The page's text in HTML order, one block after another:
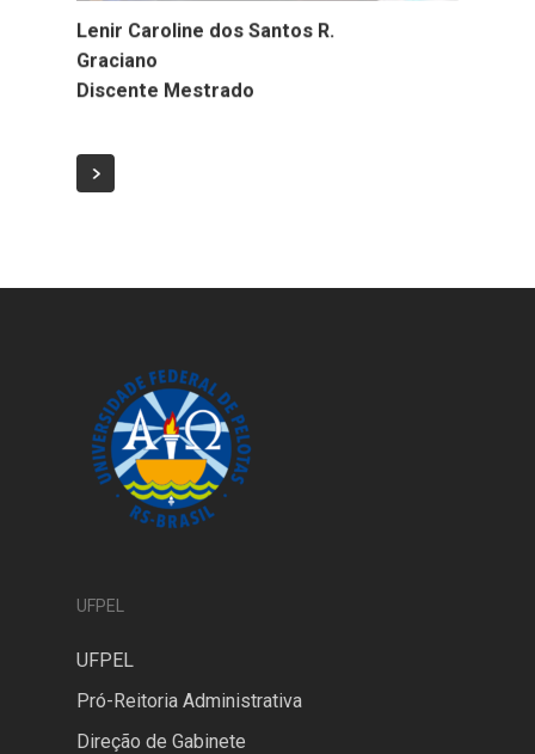
Lenir Caroline dos Santos R.
Graciano
Discente Mestrado
UFPEL
UFPEL
Pró-Reitoria Administrativa
Direção de Gabinete